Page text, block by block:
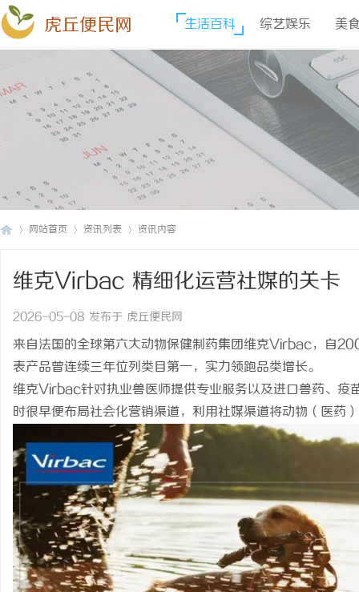
虎丘便民网 生活百科 综艺娱乐 美
网站首页 资讯列表 资讯内容
维克Virbac 精细化运营社媒的关卡
2026-05-08 发布于 虎丘便民网
来自法国的全球第六大动物保健制药集团维克Virbac，自
表产品曾连续三年位列类目第一，实力领跑品类增长。
维克Virbac针对执业兽医师提供专业服务以及进口兽药、疫
时很早便布局社会化营销渠道，利用社媒渠道将动物（医药